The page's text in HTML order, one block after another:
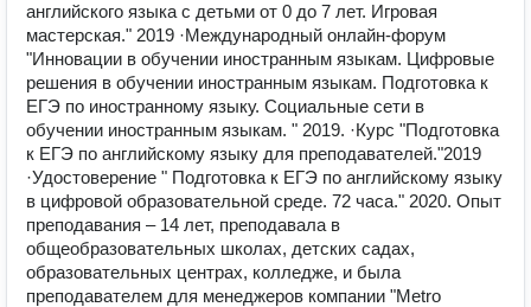
английского языка с детьми от 0 до 7 лет. Игровая
мастерская." 2019 ·Международный онлайн-форум
"Инновации в обучении иностранным языкам. Цифровые
решения в обучении иностранным языкам. Подготовка к
ЕГЭ по иностранному языку. Социальные сети в
обучении иностранным языкам. " 2019. ·Курс "Подготовка
к ЕГЭ по английскому языку для преподавателей."2019
·Удостоверение " Подготовка к ЕГЭ по английскому языку
в цифровой образовательной среде. 72 часа." 2020. Опыт
преподавания – 14 лет, преподавала в
общеобразовательных школах, детских садах,
образовательных центрах, колледже, и была
преподавателем для менеджеров компании "Metro